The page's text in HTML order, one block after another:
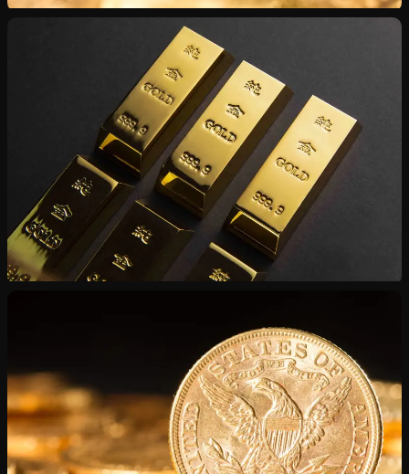
Napoléons, Souverains, Dollars — certificats inclus
Or et argent certifiés — du lingotine au kilogramme